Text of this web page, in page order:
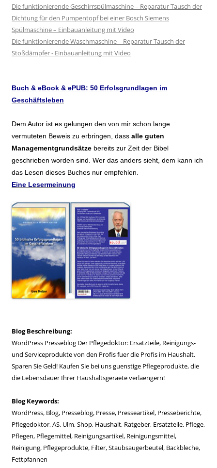
Die funktionierende Geschirrspülmaschine – Reparatur Tausch der
Dichtung für den Pumpentopf bei einer Bosch Siemens
Spülmaschine – Einbauanleitung mit Video
Die funktionierende Waschmaschine – Reparatur Tausch der
Stoßdämpfer - Einbauanleitung mit Video
Buch & eBook & ePUB: 50 Erfolsgrundlagen im
Geschäftsleben
Dem Autor ist es gelungen den von mir schon lange
vermuteten Beweis zu erbringen, dass alle guten
Managementgrundsätze bereits zur Zeit der Bibel
geschrieben worden sind. Wer das anders sieht, dem kann ich
das Lesen dieses Buches nur empfehlen.
Eine Lesermeinung
Blog Beschreibung:
WordPress Presseblog Der Pflegedoktor: Ersatzteile, Reinigungs-
und Serviceprodukte von den Profis fuer die Profis im Haushalt.
Sparen Sie Geld! Kaufen Sie bei uns guenstige Pflegeprodukte, die
die Lebensdauer Ihrer Haushaltsgeraete verlaengern!
Blog Keywords:
WordPress, Blog, Presseblog, Presse, Presseartikel, Presseberichte,
Pflegedoktor, AS, Ulm, Shop, Haushalt, Ratgeber, Ersatzteile, Pflege,
Pflegen, Pflegemittel, Reinigungsartikel, Reinigungsmittel,
Reinigung, Pflegeprodukte, Filter, Staubsaugerbeutel, Backbleche,
Fettpfannen